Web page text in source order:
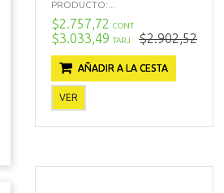
PRODUCTO:...
$2.757,72 CONT
$3.033,49 TARJ $2.902,52
AÑADIR A LA CESTA
VER